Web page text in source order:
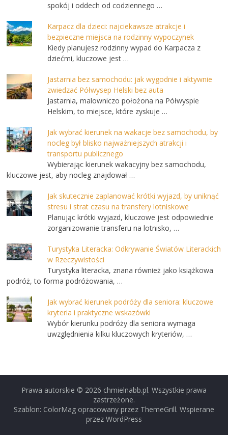
spokój i oddech od codziennego …
Karpacz dla dzieci: najciekawsze atrakcje i
bezpieczne miejsca na rodzinny wypoczynek
Kiedy planujesz rodzinny wypad do Karpacza z
dziećmi, kluczowe jest …
Jastarnia bez samochodu: jak wygodnie i aktywnie
zwiedzać Półwysep Helski bez auta
Jastarnia, malowniczo położona na Półwyspie
Helskim, to miejsce, które zyskuje …
Jak wybrać kierunek na wakacje bez samochodu, by
nocleg był blisko najważniejszych atrakcji i
transportu publicznego
Wybierając kierunek wakacyjny bez samochodu,
kluczowe jest, aby nocleg znajdował …
Jak skutecznie zaplanować krótki wyjazd, by uniknąć
stresu i strat czasu na transfery lotniskowe
Planując krótki wyjazd, kluczowe jest odpowiednie
zorganizowanie transferu na lotnisko, …
Turystyka Literacka: Odkrywanie Światów Literackich
w Rzeczywistości
Turystyka literacka, znana również jako książkowa
podróż, to forma podróżowania, …
Jak wybrać kierunek podróży dla seniora: kluczowe
kryteria i praktyczne wskazówki
Wybór kierunku podróży dla seniora wymaga
uwzględnienia kilku kluczowych kryteriów, …
Prawa autorskie © 2026 chmielnabb.pl. Wszystkie prawa
zastrzeżone.
Szablon: ColorMag opracowany przez ThemeGrill. Wspierane
przez WordPress